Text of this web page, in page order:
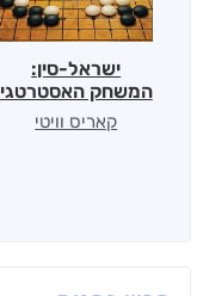
ישראל-סין:
המשחק האסטרטגי
קאריס וויטי